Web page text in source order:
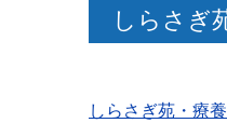
しらさぎ
しらさぎ苑・療